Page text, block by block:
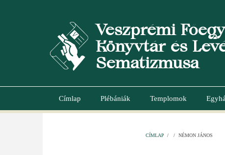
Veszprémi
Könyvtár és
Sematizmusa
Main
Címlap Plébániák Templomok
CÍMLAP / / NÉMON JÁNOS